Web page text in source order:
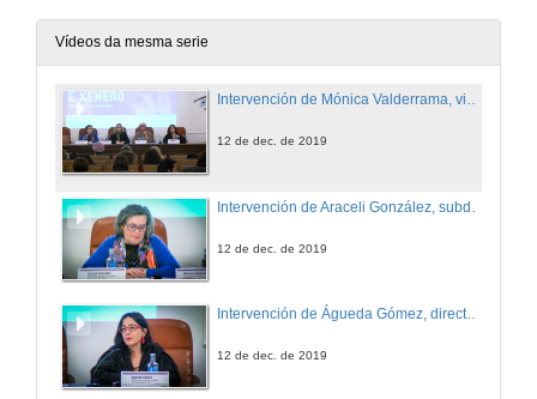
Vídeos da mesma serie
Intervención de Mónica Valderrama, vicerrectora de comunicación de la Universidade de Vigo
12 de dec. de 2019
12 de dec. de 2019
Intervención de Águeda Gómez, directora da Unidade de Igualdade da Universidade de Vigo
12 de dec. de 2019